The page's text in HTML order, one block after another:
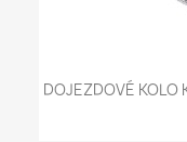
DOJEZDOVÉ KOLO